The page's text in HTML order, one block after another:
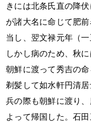
きには北条氏直の降
が諸大名に命じて肥
当し、翌文禄元年（
しかし病のため、秋
朝鮮に渡って秀吉の
剃髪して如水軒円清
兵の際も朝鮮に渡り
よって帰国した。石